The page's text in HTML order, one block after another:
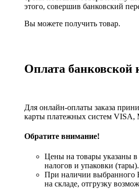
этого, совершив банковский
Вы можете получить товар.
Оплата банковской
Для онлайн-оплаты заказа
карты платежных систем VISA,
Обратите внимание!
Цены на товары указаны в
налогов и упаковки (тары).
При наличии выбранного
на складе, отгрузку